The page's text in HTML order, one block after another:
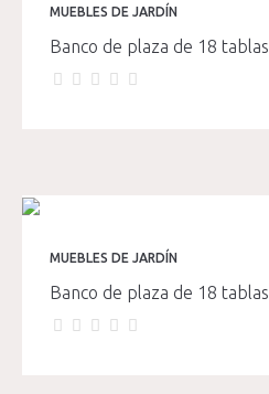
MUEBLES DE JARDÍN
Banco de plaza de 18 tablas
MUEBLES DE JARDÍN
Banco de plaza de 18 tablas